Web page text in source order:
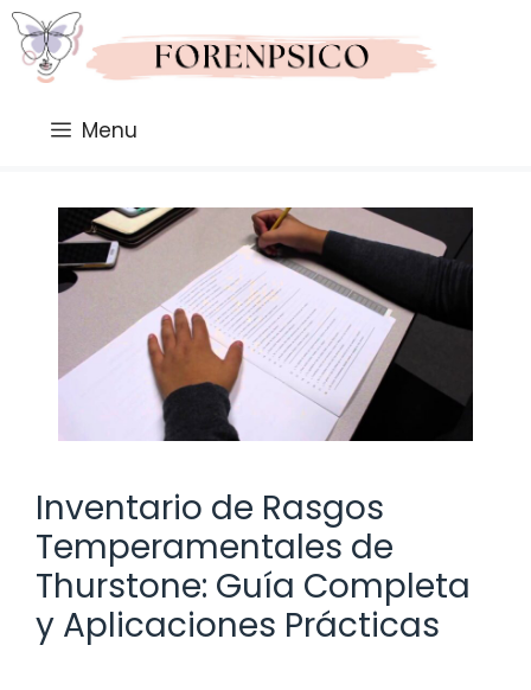
Saltar
al
contenido
Menu
Inventario de Rasgos
Temperamentales de
Thurstone: Guía Completa
y Aplicaciones Prácticas